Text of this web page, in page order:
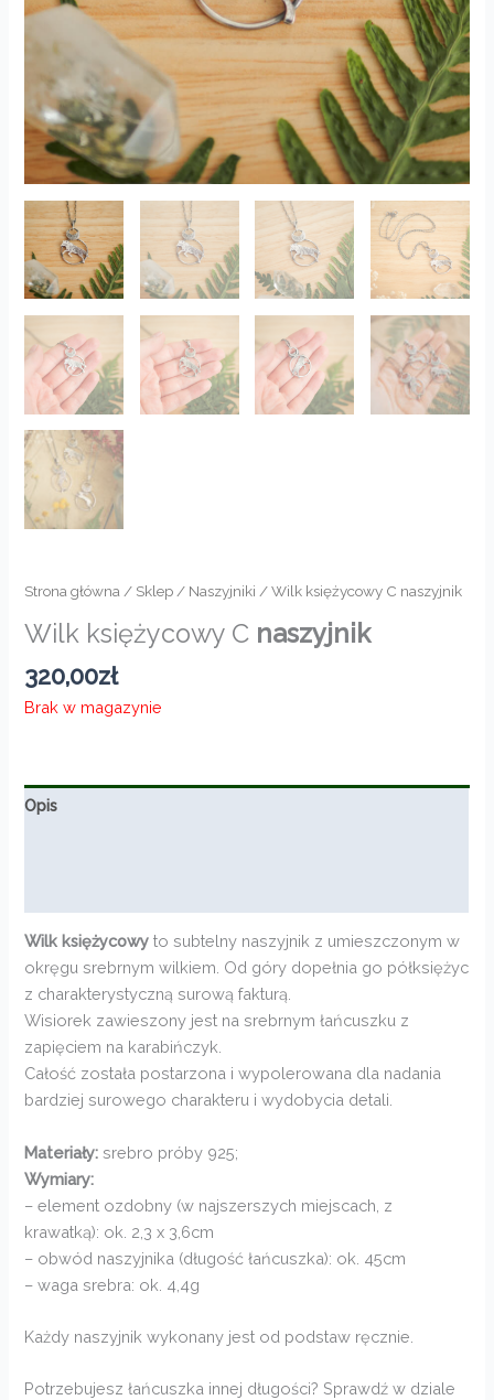
Strona główna / Sklep / Naszyjniki / Wilk księżycowy C naszyjnik
Wilk księżycowy C naszyjnik
320,00zł
Brak w magazynie
Opis
Wilk księżycowy to subtelny naszyjnik z umieszczonym w
okręgu srebrnym wilkiem. Od góry dopełnia go półksiężyc
z charakterystyczną surową fakturą.
Wisiorek zawieszony jest na srebrnym łańcuszku z
zapięciem na karabińczyk.
Całość została postarzona i wypolerowana dla nadania
bardziej surowego charakteru i wydobycia detali.
Materiały: srebro próby 925;
Wymiary:
– element ozdobny (w najszerszych miejscach, z
krawatką): ok. 2,3 x 3,6cm
– obwód naszyjnika (długość łańcuszka): ok. 45cm
– waga srebra: ok. 4,4g
Każdy naszyjnik wykonany jest od podstaw ręcznie.
Potrzebujesz łańcuszka innej długości? Sprawdź w dziale